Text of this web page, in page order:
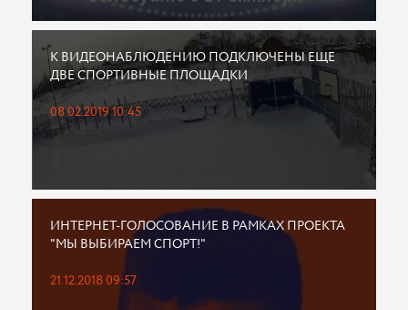
К ВИДЕОНАБЛЮДЕНИЮ ПОДКЛЮЧЕНЫ ЕЩЕ
ДВЕ СПОРТИВНЫЕ ПЛОЩАДКИ
08.02.2019 10:45
ИНТЕРНЕТ-ГОЛОСОВАНИЕ В РАМКАХ ПРОЕКТА
"МЫ ВЫБИРАЕМ СПОРТ!"
21.12.2018 09:57